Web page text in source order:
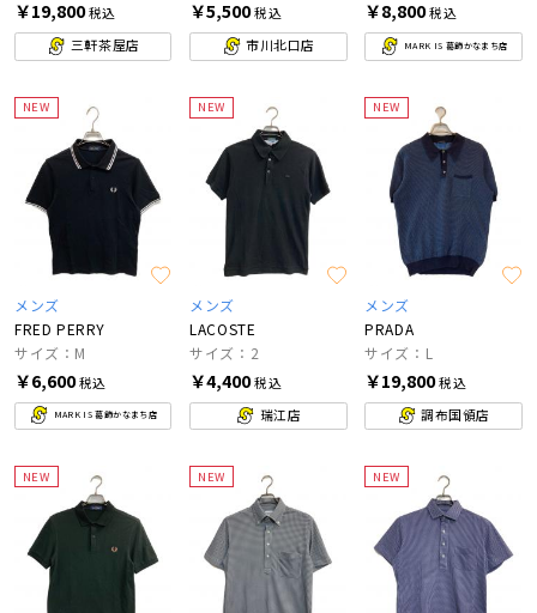
￥19,800税込
三軒茶屋店
￥5,500税込
市川北口店
￥8,800税込
MARK IS 葛飾かなまち店
NEW
メンズ
FRED PERRY
サイズ：M
￥6,600税込
MARK IS 葛飾かなまち店
NEW
メンズ
LACOSTE
サイズ：2
￥4,400税込
瑞江店
NEW
メンズ
PRADA
サイズ：L
￥19,800税込
調布国領店
NEW NEW NEW